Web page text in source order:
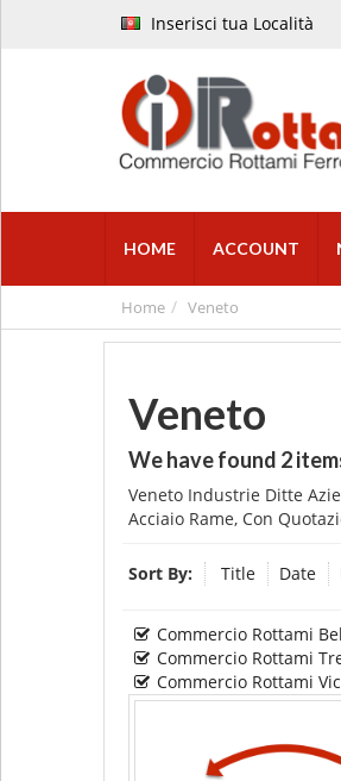
Inserisci tua Località
HOME ACCOUNT
Home Veneto
Veneto
We have found 2
Veneto Industrie Ditte
Acciaio Rame, Con
Sort By: Title Date
Commercio Rottami
Commercio Rottami
Commercio Rottami